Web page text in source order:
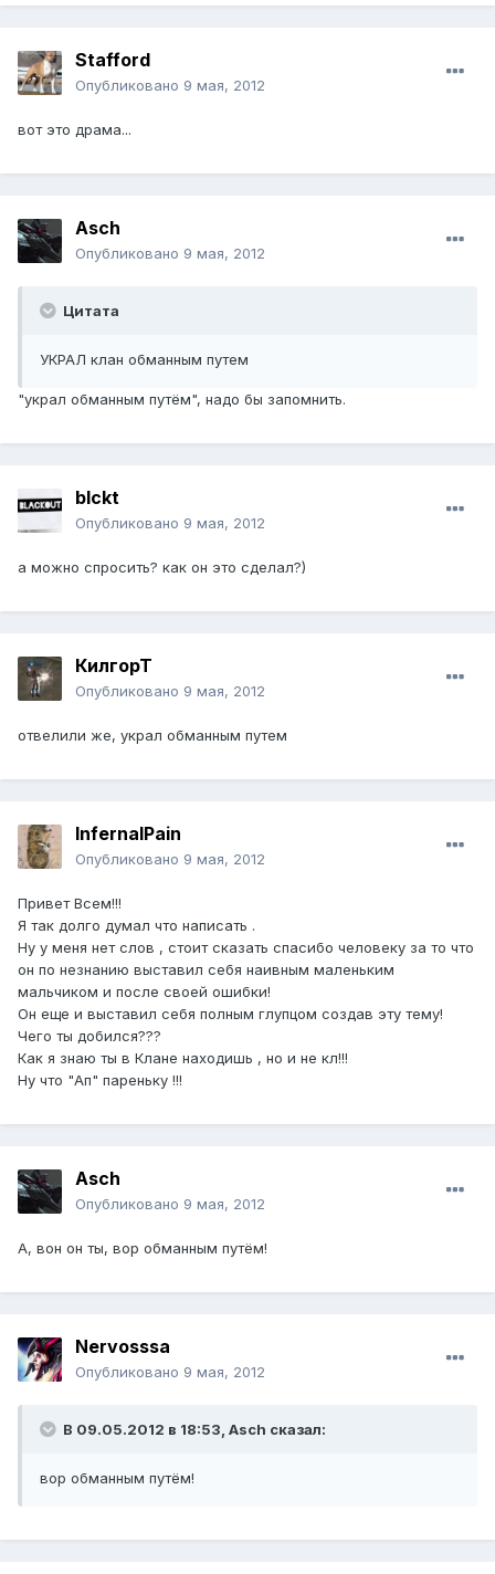
Stafford
Опубликовано 9 мая, 2012
вот это драма...
Asch
Опубликовано 9 мая, 2012
Цитата
УКРАЛ клан обманным путем
"украл обманным путём", надо бы запомнить.
blckt
Опубликовано 9 мая, 2012
а можно спросить? как он это сделал?)
КилгорТ
Опубликовано 9 мая, 2012
отвелили же, украл обманным путем
InfernalPain
Опубликовано 9 мая, 2012
Привет Всем!!!
Я так долго думал что написать .
Ну у меня нет слов , стоит сказать спасибо человеку за то что
он по незнанию выставил себя наивным маленьким
мальчиком и после своей ошибки!
Он еще и выставил себя полным глупцом создав эту тему!
Чего ты добился???
Как я знаю ты в Клане находишь , но и не кл!!!
Ну что "Ап" пареньку !!!
Asch
Опубликовано 9 мая, 2012
А, вон он ты, вор обманным путём!
Nervosssa
Опубликовано 9 мая, 2012
В 09.05.2012 в 18:53, Asch сказал:
вор обманным путём!